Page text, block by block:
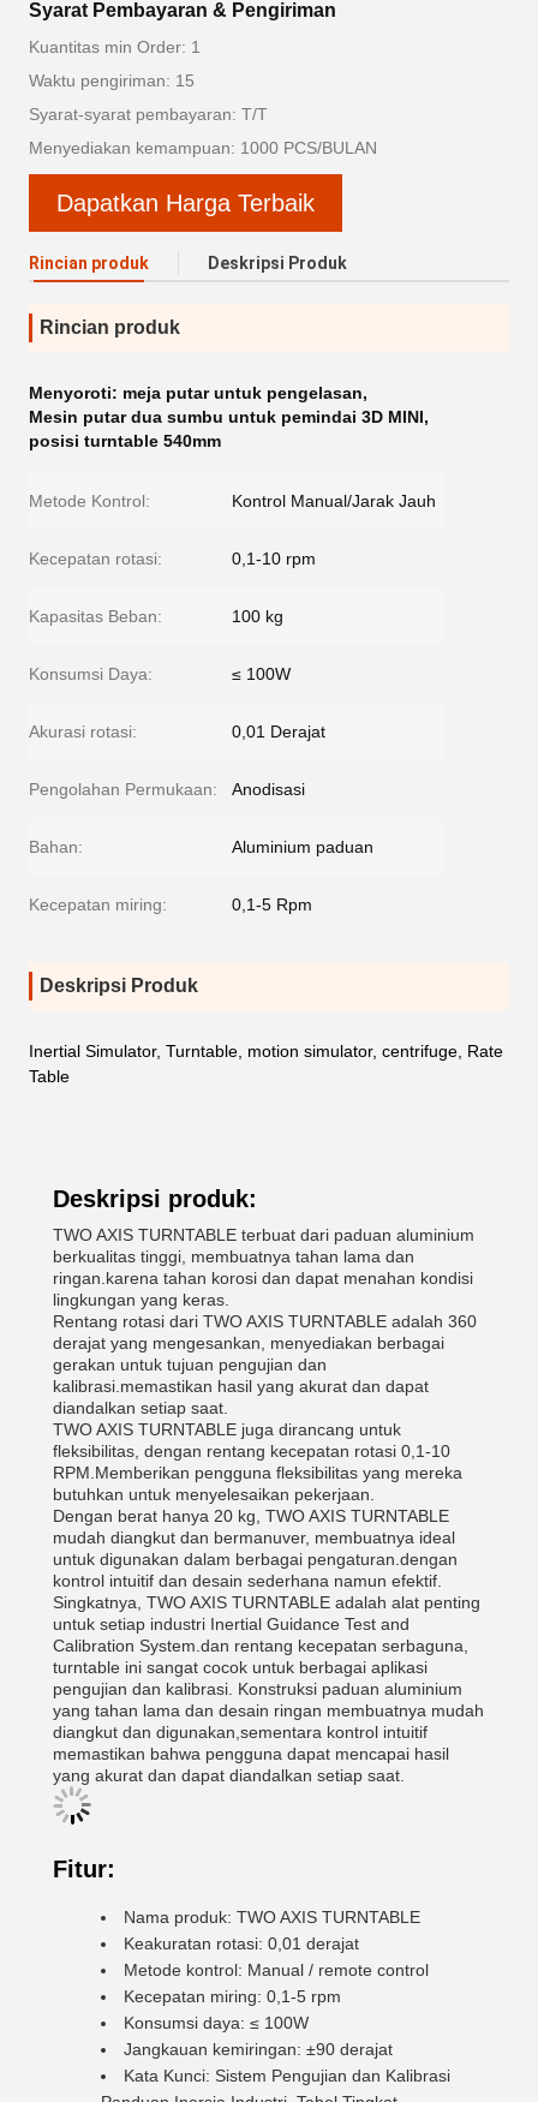
Syarat Pembayaran & Pengiriman
Kuantitas min Order: 1
Waktu pengiriman: 15
Syarat-syarat pembayaran: T/T
Menyediakan kemampuan: 1000 PCS/BULAN
Dapatkan Harga Terbaik
Rincian produk Deskripsi Produk
Rincian produk
Menyoroti: meja putar untuk pengelasan,
Mesin putar dua sumbu untuk pemindai 3D MINI,
posisi turntable 540mm
Metode Kontrol: Kontrol Manual/Jarak Jauh
Kecepatan rotasi: 0,1-10 rpm
Kapasitas Beban: 100 kg
Konsumsi Daya: ≤ 100W
Akurasi rotasi: 0,01 Derajat
Pengolahan Permukaan: Anodisasi
Bahan: Aluminium paduan
Kecepatan miring: 0,1-5 Rpm
Deskripsi Produk
Inertial Simulator, Turntable, motion simulator, centrifuge, Rate
Table
Deskripsi produk:
TWO AXIS TURNTABLE terbuat dari paduan aluminium
berkualitas tinggi, membuatnya tahan lama dan
ringan.karena tahan korosi dan dapat menahan kondisi
lingkungan yang keras.
Rentang rotasi dari TWO AXIS TURNTABLE adalah 360
derajat yang mengesankan, menyediakan berbagai
gerakan untuk tujuan pengujian dan
kalibrasi.memastikan hasil yang akurat dan dapat
diandalkan setiap saat.
TWO AXIS TURNTABLE juga dirancang untuk
fleksibilitas, dengan rentang kecepatan rotasi 0,1-10
RPM.Memberikan pengguna fleksibilitas yang mereka
butuhkan untuk menyelesaikan pekerjaan.
Dengan berat hanya 20 kg, TWO AXIS TURNTABLE
mudah diangkut dan bermanuver, membuatnya ideal
untuk digunakan dalam berbagai pengaturan.dengan
kontrol intuitif dan desain sederhana namun efektif.
Singkatnya, TWO AXIS TURNTABLE adalah alat penting
untuk setiap industri Inertial Guidance Test and
Calibration System.dan rentang kecepatan serbaguna,
turntable ini sangat cocok untuk berbagai aplikasi
pengujian dan kalibrasi. Konstruksi paduan aluminium
yang tahan lama dan desain ringan membuatnya mudah
diangkut dan digunakan,sementara kontrol intuitif
memastikan bahwa pengguna dapat mencapai hasil
yang akurat dan dapat diandalkan setiap saat.
Fitur:
Nama produk: TWO AXIS TURNTABLE
Keakuratan rotasi: 0,01 derajat
Metode kontrol: Manual / remote control
Kecepatan miring: 0,1-5 rpm
Konsumsi daya: ≤ 100W
Jangkauan kemiringan: ±90 derajat
Kata Kunci: Sistem Pengujian dan Kalibrasi